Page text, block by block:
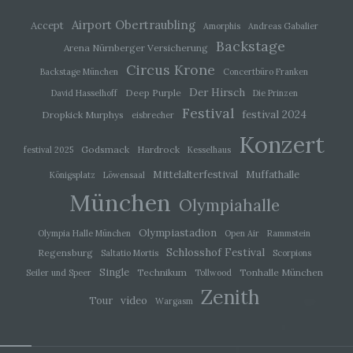
Accept Airport Obertraubling Amorphis Andreas Gabalier
Arena Nürnberger Versicherung Backstage
Backstage München Circus Krone
Concertbüro Franken
David Hasselhoff
Deep Purple Der Hirsch Die Prinzen
Dropkick Murphys eisbrecher Festival festival 2024
festival 2025 Godsmack Hardrock Kesselhaus Konzert
Königsplatz Löwensaal Mittelalterfestival Muffathalle
München Olympiahalle
Olympia Halle München Olympiastadion Open Air Rammstein
Regensburg Saltatio Mortis Schlosshof Festival
Scorpions
Seiler und Speer
Single Technikum Tollwood Tonhalle München
Tour video Wargasm Zenith
Weise und unmissverständlich abgegebene
Willensbekundung in Form einer Erklärung oder
einer sonstigen eindeutigen bestätigenden
Handlung, mit der die betroffene Person zu
verstehen gibt, dass sie mit der Verarbeitung der
sie betreffenden personenbezogenen Daten
einverstanden ist.
Verantwortlichen
Verantwortlicher im Sinne der Datenschutz-
Europäischen Union geltenden Datenschutzgesetze
und anderer Bestimmungen mit
datenschutzrechtlichem Charakter ist die: